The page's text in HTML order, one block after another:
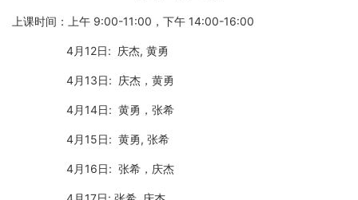
上课时间：上午 9:00-11:00，下午 14:00-16:00
4月12日: 庆杰, 黄勇
4月13日: 庆杰，黄勇
4月14日: 黄勇，张希
4月15日: 黄勇, 张希
4月16日: 张希，庆杰